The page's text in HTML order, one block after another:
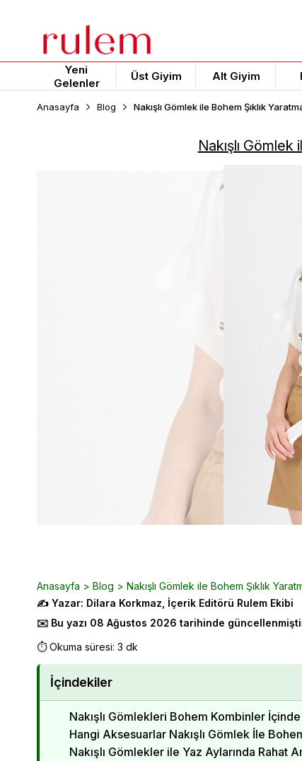
Yeni
Gelenler
Üst Giyim Alt Giyim
Anasayfa Blog Nakışlı Gömlek ile Bohem Şıklık
Nakışlı Gömlek
Anasayfa > Blog > Nakışlı Gömlek ile Bohem Şıklık
✍️ Yazar: Dilara Korkmaz, İçerik Editörü Rulem Ekibi
✉️ Bu yazı 08 Ağustos 2026 tarihinde
⏱️ Okuma süresi: 3 dk
İçindekiler
Nakışlı Gömlekleri Bohem Kombinler
Hangi Aksesuarlar Nakışlı Gömlek İle
Nakışlı Gömlekler ile Yaz Aylarında Rahat